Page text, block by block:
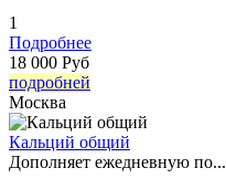
1
Подробнее
18 000 Руб
подробней
Москва
Кальций общий
Дополняет ежедневную по...